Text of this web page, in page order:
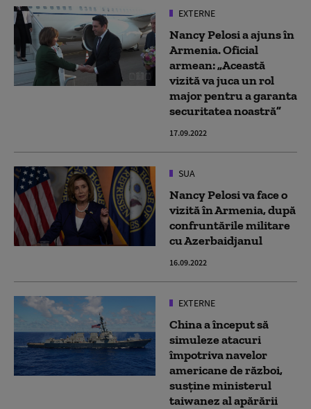
EXTERNE
Nancy Pelosi a ajuns în
Armenia. Oficial
armean: „Această
vizită va juca un rol
major pentru a garanta
securitatea noastră”
17.09.2022
SUA
Nancy Pelosi va face o
vizită în Armenia, după
confruntările militare
cu Azerbaidjanul
16.09.2022
EXTERNE
China a început să
simuleze atacuri
împotriva navelor
americane de război,
susține ministerul
taiwanez al apărării